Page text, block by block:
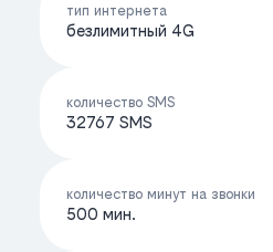
тип интернета
безлимитный 4G
количество SMS
32767 SMS
количество минут на звонки
500 мин.